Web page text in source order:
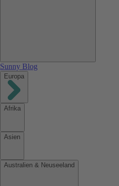
Sunny Blog
Europa
Afrika
Asien
Australien & Neuseeland